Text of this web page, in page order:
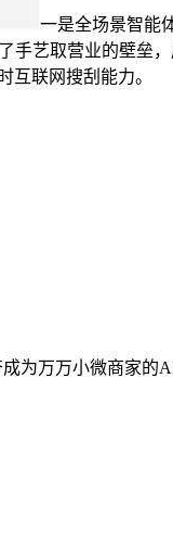
一是全场景智能
艺取营业的壁垒
互联网搜刮能力。
为万万小微商家的